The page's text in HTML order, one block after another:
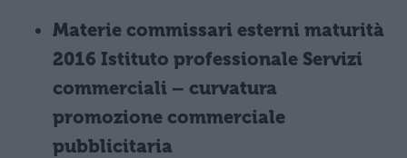
Materie commissari esterni maturità
2016 Istituto professionale Servizi
commerciali – curvatura
promozione commerciale
pubblicitaria